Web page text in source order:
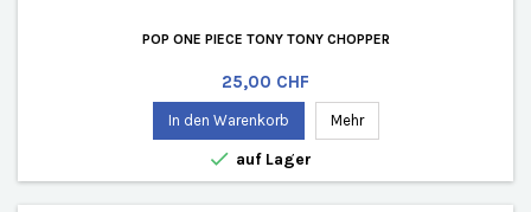
POP ONE PIECE TONY TONY CHOPPER
Preis
25,00 CHF
In den Warenkorb Mehr
 auf Lager